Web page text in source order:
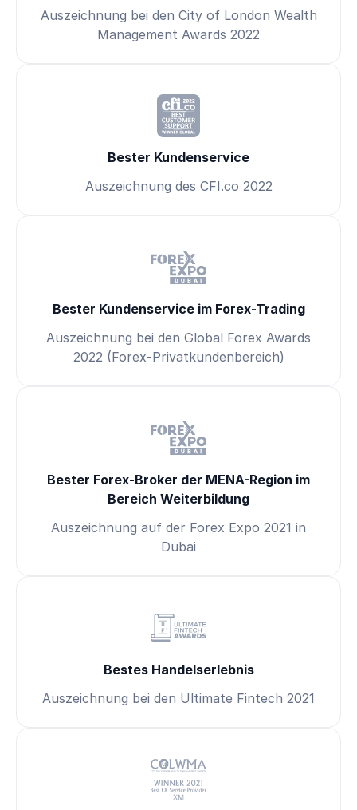
Auszeichnung bei den City of London Wealth
Management Awards 2022
Bester Kundenservice
Auszeichnung des CFI.co 2022
Bester Kundenservice im Forex-Trading
Auszeichnung bei den Global Forex Awards
2022 (Forex-Privatkundenbereich)
Bester Forex-Broker der MENA-Region im
Bereich Weiterbildung
Auszeichnung auf der Forex Expo 2021 in
Dubai
Bestes Handelserlebnis
Auszeichnung bei den Ultimate Fintech 2021